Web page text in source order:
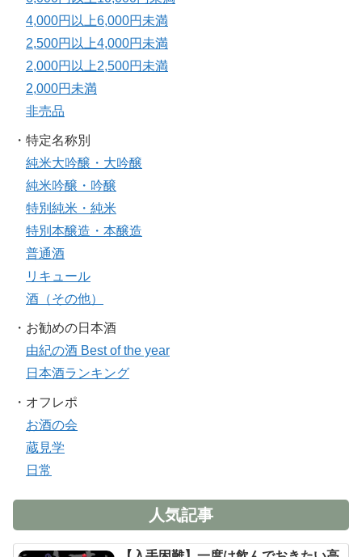
4,000円以上6,000円未満
2,500円以上4,000円未満
2,000円以上2,500円未満
2,000円未満
非売品
・特定名称別
純米大吟醸・大吟醸
純米吟醸・吟醸
特別純米・純米
特別本醸造・本醸造
普通酒
リキュール
酒（その他）
・お勧めの日本酒
由紀の酒 Best of the year
日本酒ランキング
・オフレポ
お酒の会
蔵見学
日常
人気記事